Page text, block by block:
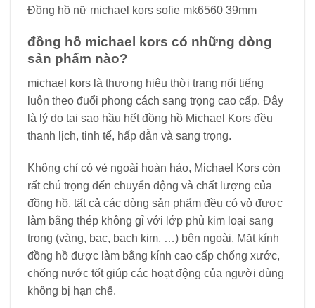
Đồng hồ nữ michael kors sofie mk6560 39mm
đồng hồ michael kors có những dòng
sản phẩm nào?
michael kors là thương hiệu thời trang nổi tiếng
luôn theo đuổi phong cách sang trọng cao cấp. Đây
là lý do tại sao hầu hết đồng hồ Michael Kors đều
thanh lịch, tinh tế, hấp dẫn và sang trọng.
Không chỉ có vẻ ngoài hoàn hảo, Michael Kors còn
rất chú trọng đến chuyển động và chất lượng của
đồng hồ. tất cả các dòng sản phẩm đều có vỏ được
làm bằng thép không gỉ với lớp phủ kim loại sang
trọng (vàng, bạc, bạch kim, …) bên ngoài. Mặt kính
đồng hồ được làm bằng kính cao cấp chống xước,
chống nước tốt giúp các hoạt động của người dùng
không bị hạn chế.